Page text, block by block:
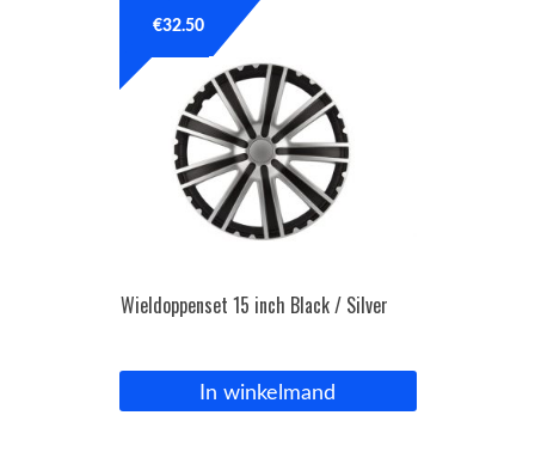
Wieldoppenset 15 inch Black / Silver
€32.50
In winkelmand